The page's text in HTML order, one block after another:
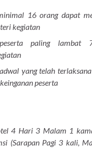
16 orang dapat
kegiatan
peserta paling lambat
yang telah
peserta
4 Hari 3 Malam 1
(Sarapan Pagi 3 kali,